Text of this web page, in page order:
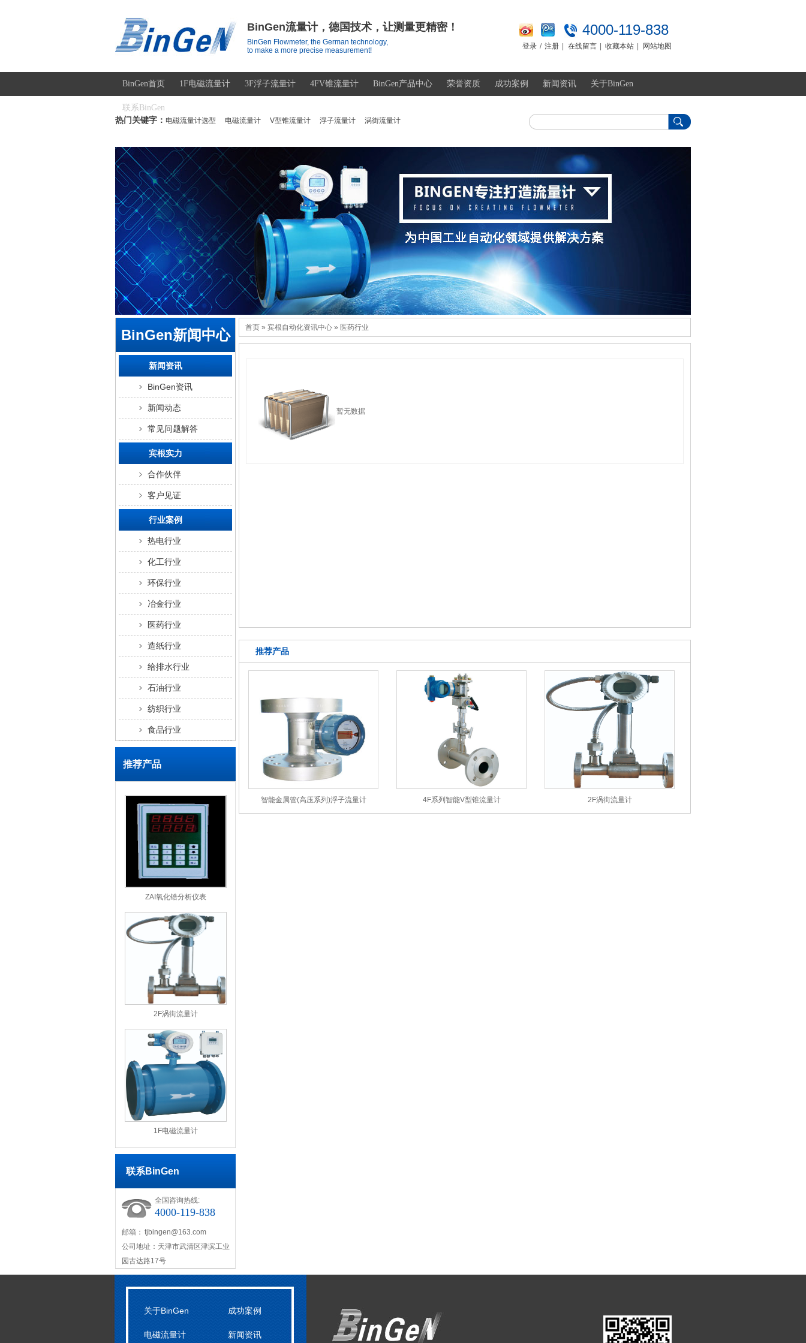
BinGen流量计，德国技术，让测量更精密！
BinGen Flowmeter, the German technology,
to make a more precise measurement!
4000-119-838
登录 / 注册 在线留言 收藏本站 网站地图
BinGen首页 1F电磁流量计 3F浮子流量计 4FV锥流量计 BinGen产品中心 荣誉资质 成功案例 新闻资讯 关于BinGen
联系BinGen
热门关键字： 电磁流量计选型 电磁流量计 V型锥流量计 浮子流量计 涡街流量计
BinGen新闻中心
新闻资讯
BinGen资讯
新闻动态
常见问题解答
宾根实力
合作伙伴
客户见证
行业案例
热电行业
化工行业
环保行业
冶金行业
医药行业
造纸行业
给排水行业
石油行业
纺织行业
食品行业
推荐产品
ZAI氧化锆分析仪表
2F涡街流量计
1F电磁流量计
联系BinGen
全国咨询热线:
4000-119-838
邮箱： tjbingen@163.com
公司地址：天津市武清区津滨工业
园古达路17号
首页 » 宾根自动化资讯中心 » 医药行业
暂无数据
推荐产品
智能金属管(高压系列)浮子流量计 4F系列智能V型锥流量计 2F涡街流量计
关于BinGen 成功案例
电磁流量计 新闻资讯